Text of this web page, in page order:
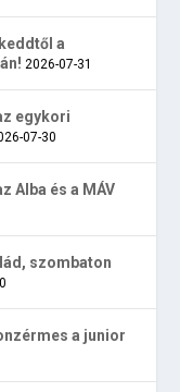
a
2026-07-31
egykori
07-30
Alba és a MÁV
szombaton
a junior